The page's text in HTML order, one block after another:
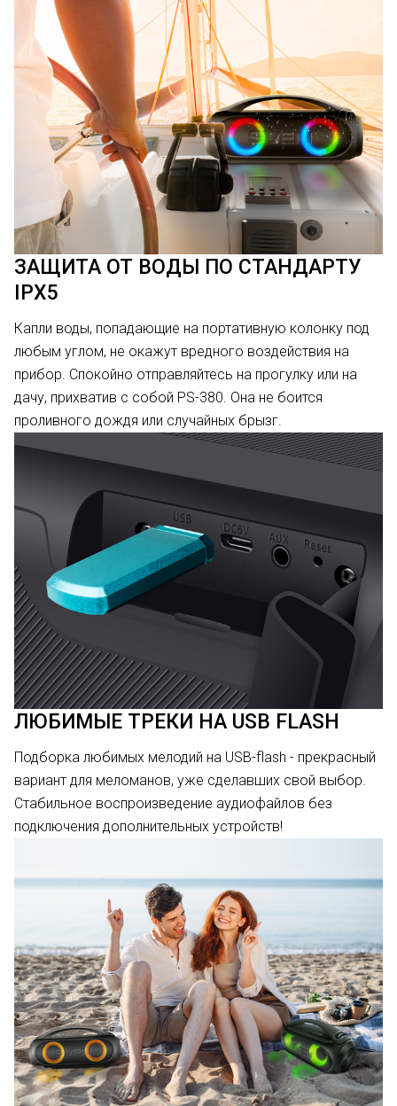
ЗАЩИТА ОТ ВОДЫ ПО СТАНДАРТУ
IPХ5
Капли воды, попадающие на портативную колонку под
любым углом, не окажут вредного воздействия на
прибор. Спокойно отправляйтесь на прогулку или на
дачу, прихватив с собой PS-380. Она не боится
проливного дождя или случайных брызг.
ЛЮБИМЫЕ ТРЕКИ НА USB FLASH
Подборка любимых мелодий на USB-flash - прекрасный
вариант для меломанов, уже сделавших свой выбор.
Стабильное воспроизведение аудиофайлов без
подключения дополнительных устройств!